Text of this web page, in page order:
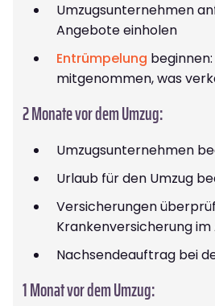
Umzugsunternehmen
Angebote einholen
Entrümpelung
mitgenommen, was
2 Monate vor dem Umzug:
Umzugsunternehmen
Urlaub für den Umzug
Versicherungen
Krankenversicherung im
Nachsendeauftrag bei
1 Monat vor dem Umzug: